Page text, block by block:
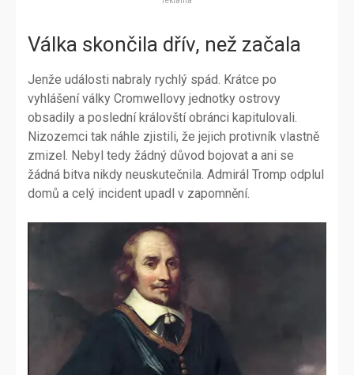
Válka skončila dřív, než začala
Jenže události nabraly rychlý spád. Krátce po
vyhlášení války Cromwellovy jednotky ostrovy
obsadily a poslední královští obránci kapitulovali.
Nizozemci tak náhle zjistili, že jejich protivník vlastně
zmizel. Nebyl tedy žádný důvod bojovat a ani se
žádná bitva nikdy neuskutečnila. Admirál Tromp odplul
domů a celý incident upadl v zapomnění.